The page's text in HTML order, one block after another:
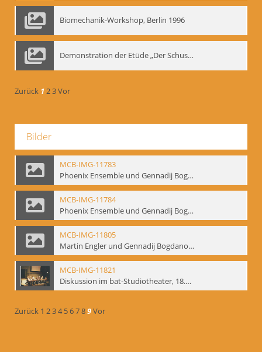
Biomechanik-Workshop, Berlin 1996
Demonstration der Etüde „Der Schuss mit dem Bogen“ durch Gennadij Nikolajewitsch Bogdanow, Berlin 1991
Zurück 123Vor
Bilder
MCB-IMG-11783
Phoenix Ensemble und Gennadij Bogdanow; BM-img-105-9
MCB-IMG-11784
Phoenix Ensemble und Gennadij Bogdanow; BM-img-105-10
MCB-IMG-11805
Martin Engler und Gennadij Bogdanow; BM-img-113
MCB-IMG-11821
Diskussion im bat-Studiotheater, 18.09.1995; BM-img-127-3
Zurück 1 234 56789Vor